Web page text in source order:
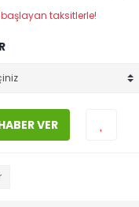
başlayan taksitlerle!
VER